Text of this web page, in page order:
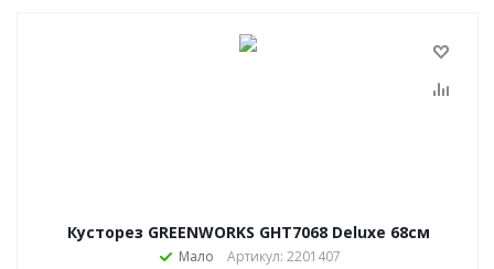
Кусторез GREENWORKS GHT7068 Deluxe 68см
Мало Артикул: 2201407